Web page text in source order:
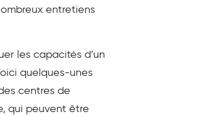
entretiens
les capacités d’un
quelques-unes
centres de
qui peuvent être